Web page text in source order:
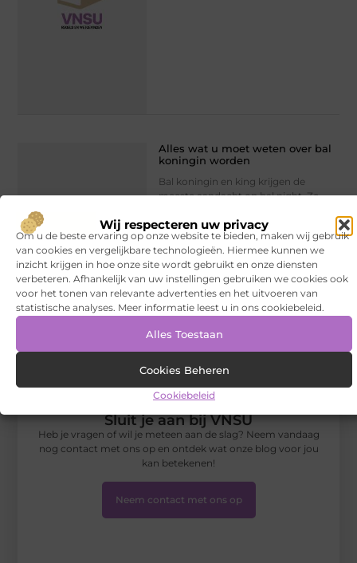
Wij respecteren uw privacy
Om u de beste ervaring op onze website te bieden, maken wij gebruik
van cookies en vergelijkbare technologieën. Hiermee kunnen we
inzicht krijgen in hoe onze site wordt gebruikt en onze diensten
verbeteren. Afhankelijk van uw instellingen gebruiken we cookies ook
voor het tonen van relevante advertenties en het uitvoeren van
statistische analyses. Meer informatie leest u in ons cookiebeleid.
Alles Toestaan
Cookies Beheren
Cookiebeleid
Alles wat u moet weten over bal
koningin worden
Bal koningin en king krijgen de
meeste aandacht op bal night. Ze
zelf en het is altijd een groot
Mode en Kleding // Lees verder »
Sluit je aan bij VNSU
Heb je vragen of wil je meteen aan de slag? Neem vandaag
nog contact met ons op en ontdek wat onze blog voor jou
kan betekenen!
Neem contact met ons op